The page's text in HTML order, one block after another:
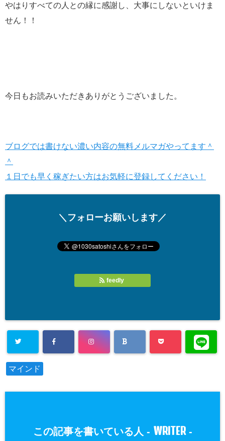
やはりすべての人との縁に感謝し、大事にしないといけま
せん！！
今日もお読みいただきありがとうございました。
ブログでは書けない濃い内容の無料メルマガやってます＾
＾
１日でも早く稼ぎたい方はお気軽に登録してください！
＼フォローお願いします／
feedly
マインド
この記事を書いている人 - WRITER-